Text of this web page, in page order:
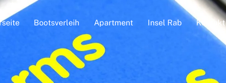
Bootsverleih Apartment Insel Rab Kontakt